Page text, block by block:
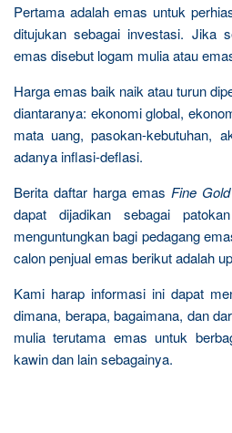
Pertama adalah emas untuk
ditujukan sebagai investasi. Jika
emas disebut logam mulia atau
Harga emas baik naik atau turun
diantaranya: ekonomi global,
mata uang, pasokan-kebutuhan,
adanya inflasi-deflasi.
Berita daftar harga emas Fine Gold
dapat dijadikan sebagai
menguntungkan bagi pedagang
calon penjual emas berikut adalah
Kami harap informasi ini dapat
dimana, berapa, bagaimana, dan
mulia terutama emas untuk
kawin dan lain sebagainya.